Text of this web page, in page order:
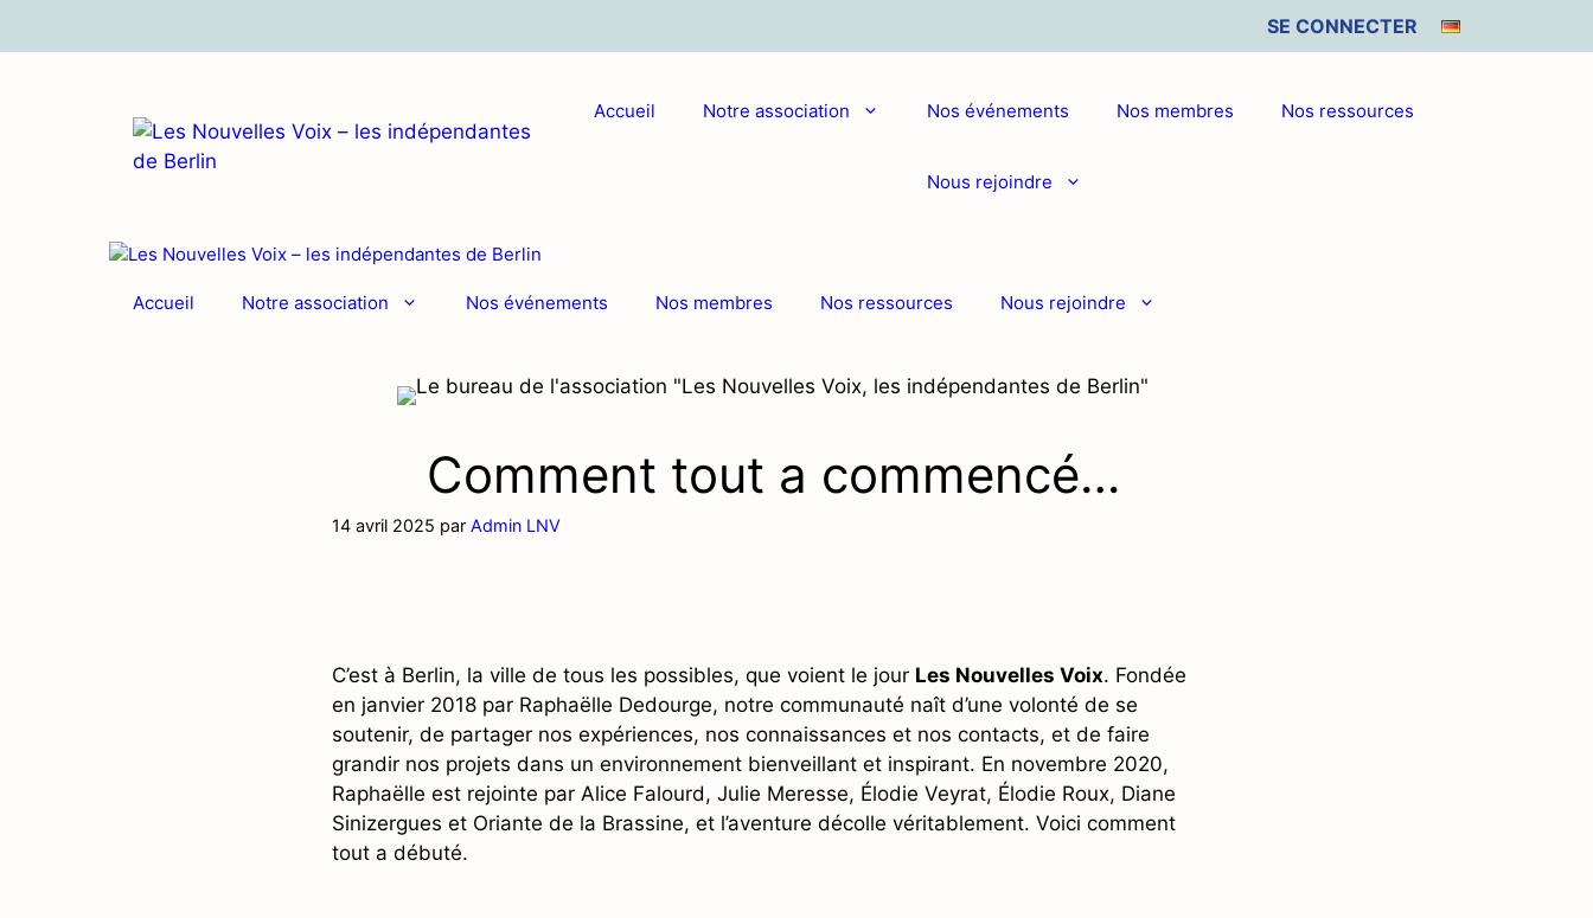
SE CONNECTER
Accueil Notre association Nos événements Nos membres Nos ressources
Nous rejoindre
Accueil Notre association Nos événements Nos membres Nos ressources Nous rejoindre
Comment tout a commencé…
14 avril 2025 par Admin LNV
C’est à Berlin, la ville de tous les possibles, que voient le jour Les Nouvelles Voix. Fondée
en janvier 2018 par Raphaëlle Dedourge, notre communauté naît d’une volonté de se
soutenir, de partager nos expériences, nos connaissances et nos contacts, et de faire
grandir nos projets dans un environnement bienveillant et inspirant. En novembre 2020,
Raphaëlle est rejointe par Alice Falourd, Julie Meresse, Élodie Veyrat, Élodie Roux, Diane
Sinizergues et Oriante de la Brassine, et l’aventure décolle véritablement. Voici comment
tout a débuté.